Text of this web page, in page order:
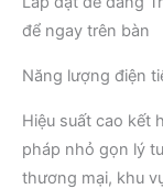
để ngay trên bàn
Năng lượng điện
Hiệu suất cao kết
pháp nhỏ gọn lý
thương mại, khu